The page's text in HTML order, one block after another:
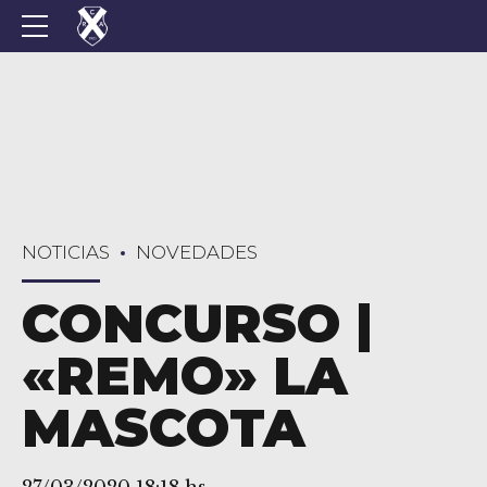
NOTICIAS NOVEDADES
CONCURSO |
«REMO» LA
MASCOTA